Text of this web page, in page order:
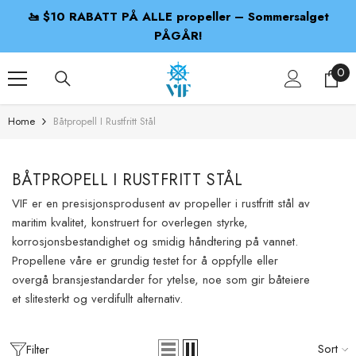
SKIP TO CONTENT
🚤 $10 RABATT PÅ ALLE propeller – Sommersalget
PÅGÅR!
00
Home Båtpropell I Rustfritt Stål
BÅTPROPELL I RUSTFRITT STÅL
VIF er en presisjonsprodusent av propeller i rustfritt stål av
maritim kvalitet, konstruert for overlegen styrke,
korrosjonsbestandighet og smidig håndtering på vannet.
Propellene våre er grundig testet for å oppfylle eller
overgå bransjestandarder for ytelse, noe som gir båteiere
et slitesterkt og verdifullt alternativ.
ADD TO CART
Filter Sort